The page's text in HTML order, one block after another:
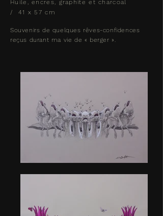
Huile, encres, graphite et charcoal
/ 41 x 57 cm
Souvenirs de quelques rêves-confidences
reçus durant ma vie de « berger ».